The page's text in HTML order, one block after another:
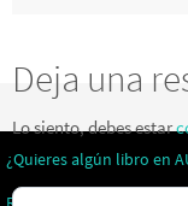
Deja una
Lo siento, debes estar
¿Quieres algún libro en